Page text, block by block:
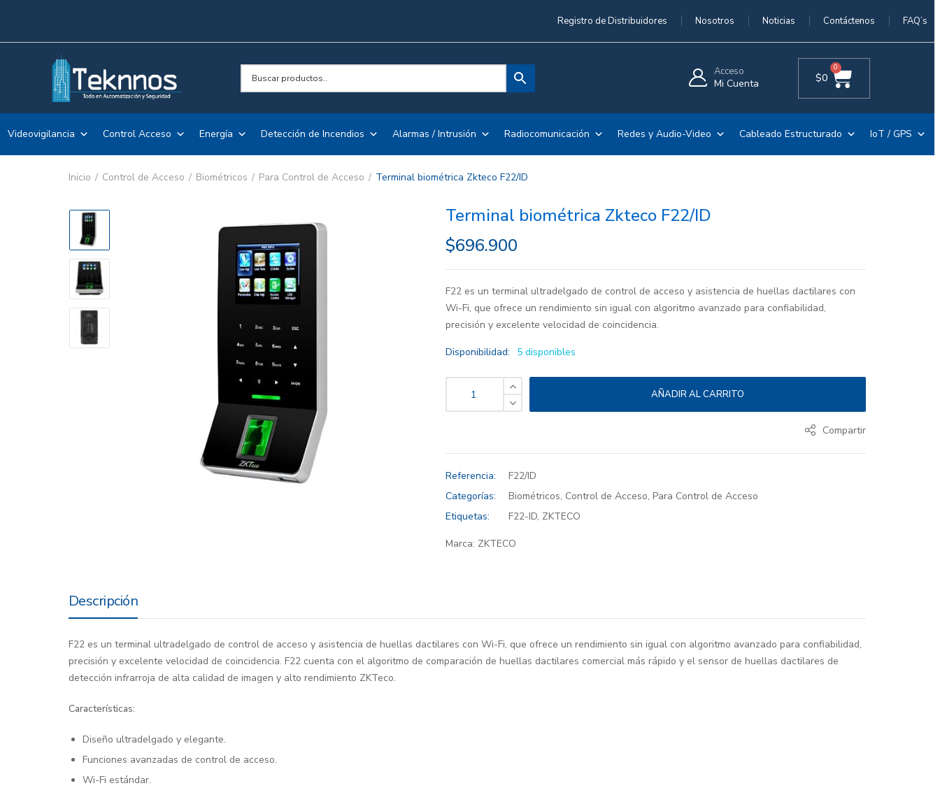
Registro de Distribuidores Nosotros Noticias Contáctenos FAQ’s
Acceso
Mi Cuenta $0
0
Videovigilancia Control Acceso Energía Detección de Incendios Alarmas / Intrusión Radiocomunicación Redes y Audio-Video Cableado Estructurado IoT / GPS
Inicio Control de Acceso Biométricos Para Control de Acceso Terminal biométrica Zkteco F22/ID
Terminal biométrica Zkteco F22/ID
$696.900
F22 es un terminal ultradelgado de control de acceso y asistencia de huellas dactilares con
Wi-Fi, que ofrece un rendimiento sin igual con algoritmo avanzado para confiabilidad,
precisión y excelente velocidad de coincidencia.
Disponibilidad: 5 disponibles
AÑADIR AL CARRITO
Compartir
Referencia:
F22/ID
Categorías:
Biométricos, Control de Acceso,Para Control de Acceso
Etiquetas:
F22-ID, ZKTECO
Marca: ZKTECO
Descripción
F22 es un terminal ultradelgado de control de acceso y asistencia de huellas dactilares con Wi-Fi, que ofrece un rendimiento sin igual con algoritmo avanzado para confiabilidad,
precisión y excelente velocidad de coincidencia. F22 cuenta con el algoritmo de comparación de huellas dactilares comercial más rápido y el sensor de huellas dactilares de
detección infrarroja de alta calidad de imagen y alto rendimiento ZKTeco.
Características:
Diseño ultradelgado y elegante.
Funciones avanzadas de control de acceso.
Wi-Fi estándar.